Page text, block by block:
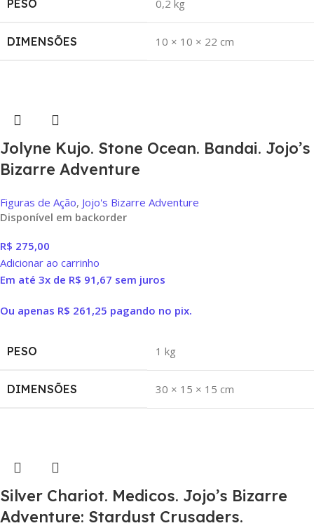
PESO 0,2 kg
DIMENSÕES 10 × 10 × 22 cm
Jolyne Kujo. Stone Ocean. Bandai. Jojo’s
Bizarre Adventure
Figuras de Ação, Jojo's Bizarre Adventure
Disponível em backorder
R$ 275,00
Adicionar ao carrinho
Em até 3x de R$ 91,67 sem juros
Ou apenas R$ 261,25 pagando no pix.
PESO 1 kg
DIMENSÕES 30 × 15 × 15 cm
Silver Chariot. Medicos. Jojo’s Bizarre
Adventure: Stardust Crusaders.